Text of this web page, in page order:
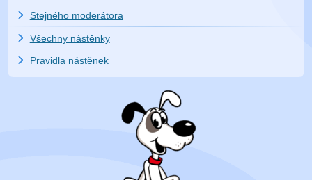
Stejného moderátora
Všechny nástěnky
Pravidla nástěnek